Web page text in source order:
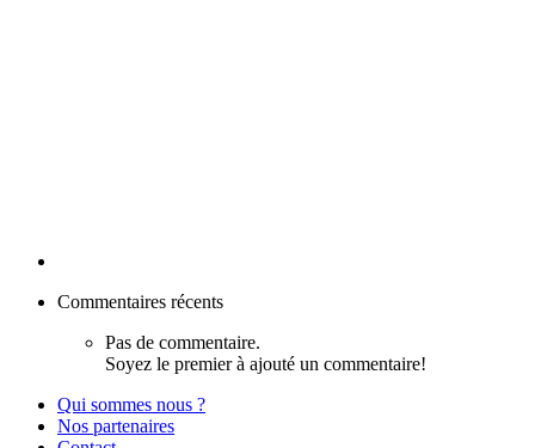
Commentaires récents
Pas de commentaire.
Soyez le premier à ajouté un commentaire!
Qui sommes nous ?
Nos partenaires